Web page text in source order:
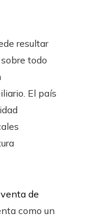
resultar
todo
El país
venta de
como un